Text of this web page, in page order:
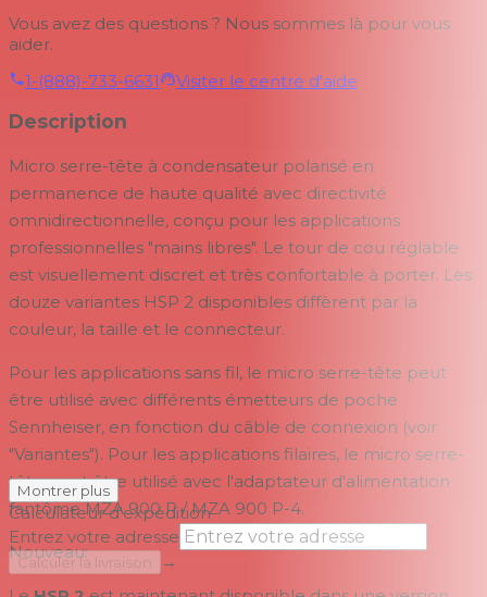
Vous avez des questions ? Nous sommes là pour vous
aider.
1-(888)-733-6631
Visiter le centre d'aide
Description
Micro serre-tête à condensateur polarisé en
permanence de haute qualité avec directivité
omnidirectionnelle, conçu pour les applications
professionnelles "mains libres". Le tour de cou réglable
est visuellement discret et très confortable à porter. Les
douze variantes HSP 2 disponibles diffèrent par la
couleur, la taille et le connecteur.
Pour les applications sans fil, le micro serre-tête peut
être utilisé avec différents émetteurs de poche
Sennheiser, en fonction du câble de connexion (voir
"Variantes"). Pour les applications filaires, le micro serre-
tête peut être utilisé avec l'adaptateur d'alimentation
fantôme MZA 900 P / MZA 900 P-4.
Nouveau:
Montrer plus
Calculateur d'expédition
Entrez votre adresse
Calculer la livraison
→